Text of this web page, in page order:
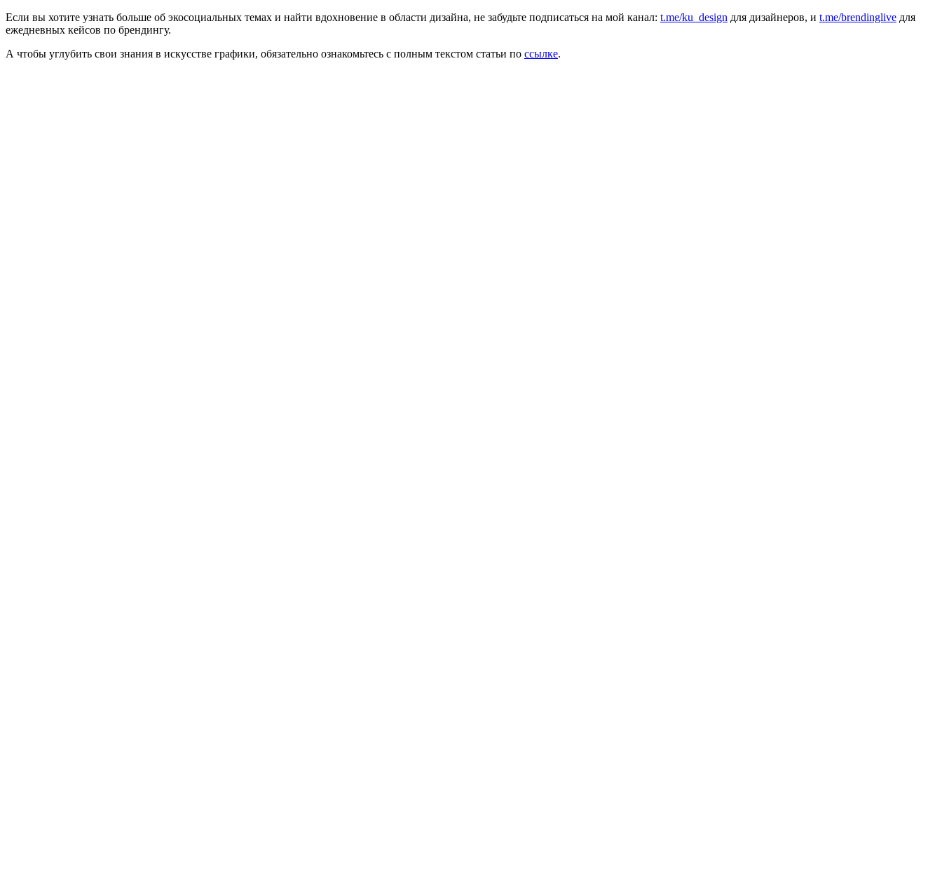
Если вы хотите узнать больше об экосоциальных темах и найти вдохновение в области дизайна, не забудьте подписаться на мой канал: t.me/ku_design для дизайнеров, и t.me/brendinglive для
ежедневных кейсов по брендингу.
А чтобы углубить свои знания в искусстве графики, обязательно ознакомьтесь с полным текстом статьи по ссылке.